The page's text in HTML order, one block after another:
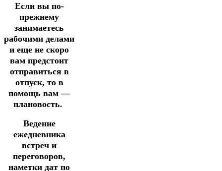
Если вы по-
прежнему
занимаетесь
рабочими делами
и еще не скоро
вам предстоит
отправиться в
отпуск, то в
помощь вам —
плановость.
Ведение
ежедневника
встреч и
переговоров,
наметки дат по